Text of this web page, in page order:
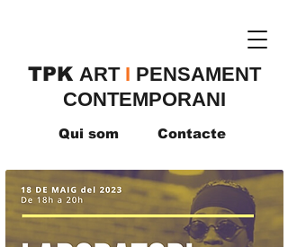
TPK ​ART I PENSAMENT
CONTEMPORANI
Qui som Contacte